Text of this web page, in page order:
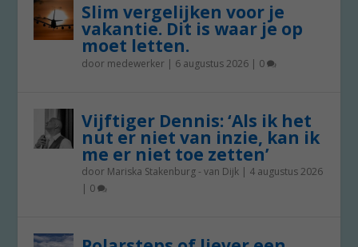
Slim vergelijken voor je
vakantie. Dit is waar je op
moet letten.
door medewerker | 6 augustus 2026 | 0
Vijftiger Dennis: ‘Als ik het
nut er niet van inzie, kan ik
me er niet toe zetten’
door Mariska Stakenburg - van Dijk | 4 augustus 2026
| 0